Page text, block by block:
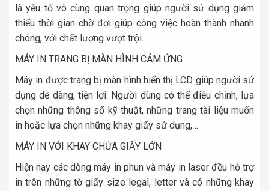
là yếu tố vô cùng quan trọng giúp người sử dụng giảm
thiểu thời gian chờ đợi giúp công việc hoàn thành nhanh
chóng, với chất lượng vượt trội.
MÁY IN TRANG BỊ MÀN HÌNH CẢM ỨNG
Máy in được trang bị màn hình hiển thị LCD giúp người sử
dụng dễ dàng, tiện lợi. Người dùng có thể điều chỉnh, lựa
chọn những thông số kỹ thuật, những trang tài liệu muốn
in hoặc lựa chọn những khay giấy sử dụng,…
MÁY IN VỚI KHAY CHỨA GIẤY LỚN
Hiện nay các dòng máy in phun và máy in laser đều hỗ trợ
in trên những tờ giấy size legal, letter và có những khay